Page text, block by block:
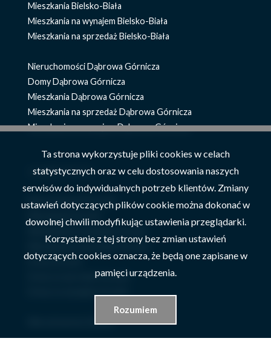
Mieszkania Bielsko-Biała
Mieszkania na wynajem Bielsko-Biała
Mieszkania na sprzedaż Bielsko-Biała
Nieruchomości Dąbrowa Górnicza
Domy Dąbrowa Górnicza
Mieszkania Dąbrowa Górnicza
Mieszkania na sprzedaż Dąbrowa Górnicza
Mieszkania na wynajem Dąbrowa Górnicza
znajdź ofertę
Nieruchomości Szczyrk
Mieszkania na sprzedaż Szczyrk
Domy Szczyrk
Domy na sprzedaż Szczyrk
Nieruchomości Żywiec
Ta strona wykorzystuje pliki cookies w celach
statystycznych oraz w celu dostosowania naszych
serwisów do indywidualnych potrzeb klientów. Zmiany
ustawień dotyczących plików cookie można dokonać w
dowolnej chwili modyfikując ustawienia przeglądarki.
Korzystanie z tej strony bez zmian ustawień
dotyczących cookies oznacza, że będą one zapisane w
pamięci urządzenia.
Rozumiem